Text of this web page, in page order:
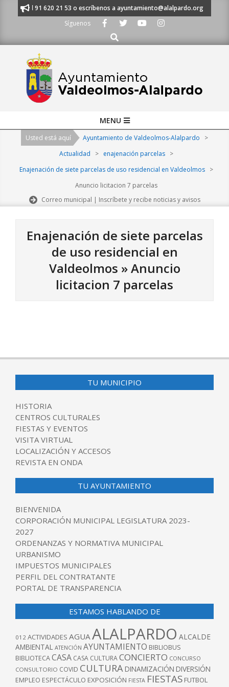
al 91 620 21 53 o escríbenos a ayuntamiento@alalpardo.org
Síguenos
Buscar
Navigation
MENU
Usted está aquí Ayuntamiento de Valdeolmos-Alalpardo
>
Actualidad
> enajenación parcelas
>
Enajenación de siete parcelas de uso residencial en Valdeolmos
>
Anuncio licitacion 7 parcelas
Correo municipal | Inscríbete y recibe noticias y avisos
Enajenación de siete parcelas
de uso residencial en
Valdeolmos »Anuncio
licitacion 7 parcelas
10-
TU MUNICIPIO
HISTORIA
CENTROS CULTURALES
FIESTAS Y EVENTOS
VISITA VIRTUAL
LOCALIZACIÓN Y ACCESOS
REVISTA EN ONDA
TU AYUNTAMIENTO
BIENVENIDA
CORPORACIÓN MUNICIPAL LEGISLATURA 2023-
2027
ORDENANZAS Y NORMATIVA MUNICIPAL
URBANISMO
IMPUESTOS MUNICIPALES
PERFIL DEL CONTRATANTE
PORTAL DE TRANSPARENCIA
ESTAMOS HABLANDO DE
012 ACTIVIDADES AGUAALALPARDO ALCALDE
AMBIENTAL ATENCIÓN AYUNTAMIENTO BIBLIOBUS
BIBLIOTECACASA CASA CULTURACONCIERTO CONCURSO
CONSULTORIO COVID CULTURA DINAMIZACIÓN DIVERSIÓN
EMPLEO ESPECTÁCULO EXPOSICIÓN FIESTA FIESTAS FUTBOL